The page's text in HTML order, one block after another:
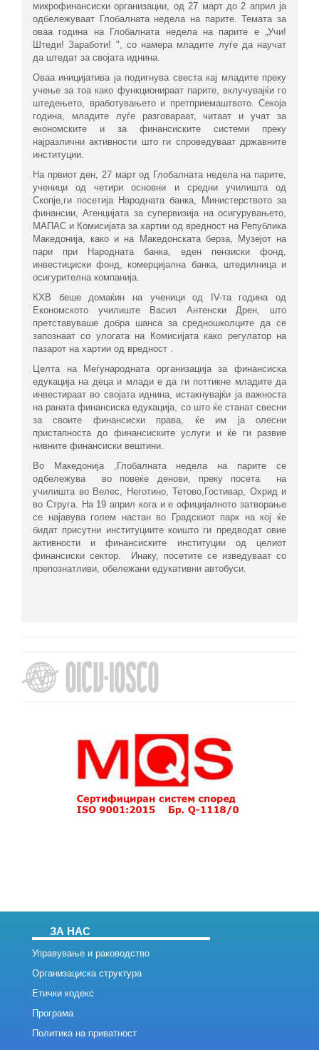
микрофинансиски организации, од 27 март до 2 април ја
одбележуваат Глобалната недела на парите. Темата за
оваа година на Глобалната недела на парите е „Учи!
Штеди! Заработи! ", со намера младите луѓе да научат
да штедат за својата иднина.
Оваа иницијатива ја подигнува свеста кај младите преку
учење за тоа како функционираат парите, вклучувајќи го
штедењето, вработувањето и претприемаштвото. Секоја
година, младите луѓе разговараат, читаат и учат за
економските и за финансиските системи преку
најразлични активности што ги спроведуваат државните
институции.
На првиот ден, 27 март од Глобалната недела на парите,
ученици од четири основни и средни училишта од
Скопје,ги посетија Народната банка, Министерството за
финансии, Агенцијата за супервизија на осигурувањето,
МАПАС и Комисијата за хартии од вредност на Република
Македонија, како и на Македонската берза, Музејот на
пари при Народната банка, еден пензиски фонд,
инвестициски фонд, комерцијална банка, штедилница и
осигурителна компанија.
КХВ беше домаќин на ученици од IV-та година од
Економското училиште Васил Антенски Дрен, што
претставуваше добра шанса за средношколците да се
запознаат со улогата на Комисијата како регулатор на
пазарот на хартии од вредност .
Целта на Меѓународната организација за финансиска
едукација на деца и млади е да ги поттикне младите да
инвестираат во својата иднина, истакнувајќи ја важноста
на раната финансиска едукација, со што ќе станат свесни
за своите финансиски права, ќе им ја олесни
пристапноста до финансиските услуги и ќе ги развие
нивните финансиски вештини.
Во Македонија ,Глобалната недела на парите се
одбележува во повеќе денови, преку посета на
училишта во Велес, Неготино, Тетово,Гостивар, Охрид и
во Струга. На 19 април кога и е официјалното затворање
се најавува голем настан во Градскиот парк на кој ќе
бидат присутни институциите коишто ги предводат овие
активности и финансиските институции од целиот
финансиски сектор. Инаку, посетите се изведуваат со
препознатливи, обележани едукативни автобуси.
ЗА НАС
Управување и раководство
Организациска структура
Етички кодекс
Програма
Политика на приватност